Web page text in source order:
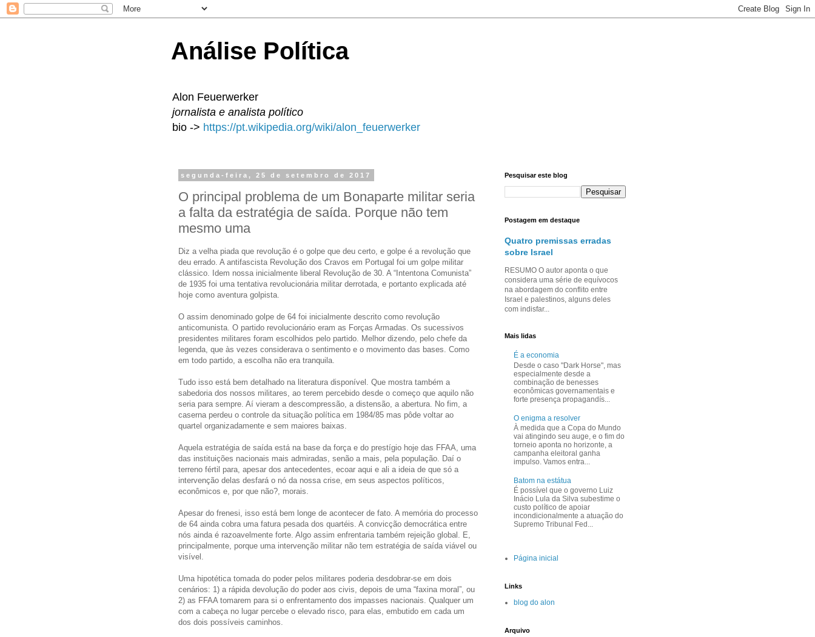
Análise Política
Alon Feuerwerker
jornalista e analista político
bio -> https://pt.wikipedia.org/wiki/alon_feuerwerker
segunda-feira, 25 de setembro de 2017
O principal problema de um Bonaparte militar seria
a falta da estratégia de saída. Porque não tem
mesmo uma
Diz a velha piada que revolução é o golpe que deu certo, e golpe é a revolução que
deu errado. A antifascista Revolução dos Cravos em Portugal foi um golpe militar
clássico. Idem nossa inicialmente liberal Revolução de 30. A “Intentona Comunista”
de 1935 foi uma tentativa revolucionária militar derrotada, e portanto explicada até
hoje como aventura golpista.
O assim denominado golpe de 64 foi inicialmente descrito como revolução
anticomunista. O partido revolucionário eram as Forças Armadas. Os sucessivos
presidentes militares foram escolhidos pelo partido. Melhor dizendo, pelo chefe da
legenda, que às vezes considerava o sentimento e o movimento das bases. Como
em todo partido, a escolha não era tranquila.
Tudo isso está bem detalhado na literatura disponível. Que mostra também a
sabedoria dos nossos militares, ao terem percebido desde o começo que aquilo não
seria para sempre. Aí vieram a descompressão, a distensão, a abertura. No fim, a
caserna perdeu o controle da situação política em 1984/85 mas pôde voltar ao
quartel organizadamente e sem maiores baixas.
Aquela estratégia de saída está na base da força e do prestígio hoje das FFAA, uma
das instituições nacionais mais admiradas, senão a mais, pela população. Daí o
terreno fértil para, apesar dos antecedentes, ecoar aqui e ali a ideia de que só a
intervenção delas desfará o nó da nossa crise, em seus aspectos políticos,
econômicos e, por que não?, morais.
Apesar do frenesi, isso está bem longe de acontecer de fato. A memória do processo
de 64 ainda cobra uma fatura pesada dos quartéis. A convicção democrática entre
nós ainda é razoavelmente forte. Algo assim enfrentaria também rejeição global. E,
principalmente, porque uma intervenção militar não tem estratégia de saída viável ou
visível.
Uma hipotética tomada do poder pelos militares poderia desdobrar-se em dois
cenários: 1) a rápida devolução do poder aos civis, depois de uma “faxina moral”, ou
2) as FFAA tomarem para si o enfrentamento dos impasses nacionais. Qualquer um
com a cabeça no lugar percebe o elevado risco, para elas, embutido em cada um
dos dois possíveis caminhos.
Pesquisar este blog
Postagem em destaque
Quatro premissas erradas
sobre Israel
RESUMO O autor aponta o que
considera uma série de equívocos
na abordagem do conflito entre
Israel e palestinos, alguns deles
com indisfar...
Mais lidas
É a economia
Desde o caso "Dark Horse", mas
especialmente desde a
combinação de benesses
econômicas governamentais e
forte presença propagandís...
O enigma a resolver
À medida que a Copa do Mundo
vai atingindo seu auge, e o fim do
torneio aponta no horizonte, a
campanha eleitoral ganha
impulso. Vamos entra...
Batom na estátua
É possível que o governo Luiz
Inácio Lula da Silva subestime o
custo político de apoiar
incondicionalmente a atuação do
Supremo Tribunal Fed...
Página inicial
Links
blog do alon
Arquivo